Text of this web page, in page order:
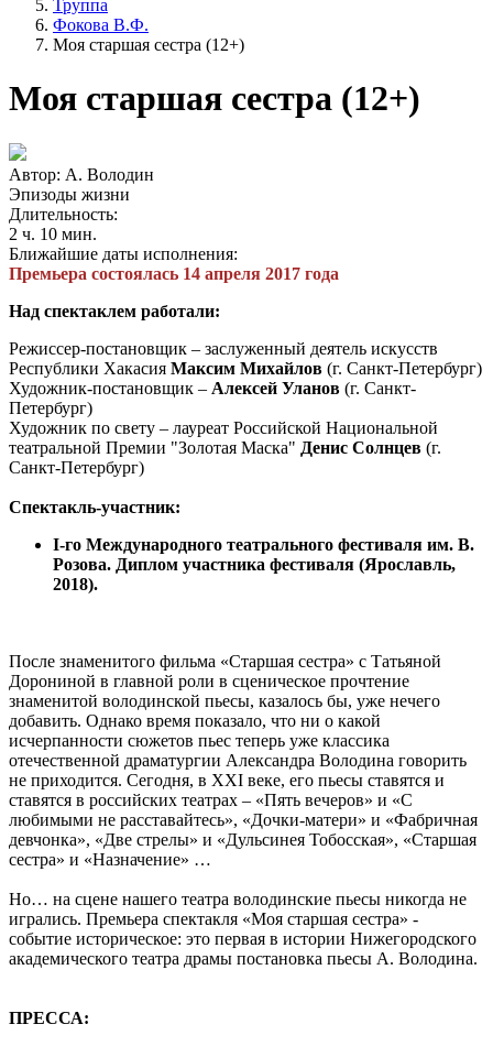
Труппа
Фокова В.Ф.
Моя старшая сестра (12+)
Моя старшая сестра (12+)
Автор: А. Володин
Эпизоды жизни
Длительность:
2 ч. 10 мин.
Ближайшие даты исполнения:
Премьера состоялась 14 апреля 2017 года
Над спектаклем работали:
Режиссер-постановщик – заслуженный деятель искусств
Республики Хакасия Максим Михайлов (г. Санкт-Петербург)
Художник-постановщик – Алексей Уланов (г. Санкт-
Петербург)
Художник по свету – лауреат Российской Национальной
театральной Премии "Золотая Маска" Денис Солнцев (г.
Санкт-Петербург)
Спектакль-участник:
I-го Международного театрального фестиваля им. В.
Розова. Диплом участника фестиваля (Ярославль,
2018).
После знаменитого фильма «Старшая сестра» с Татьяной
Дорониной в главной роли в сценическое прочтение
знаменитой володинской пьесы, казалось бы, уже нечего
добавить. Однако время показало, что ни о какой
исчерпанности сюжетов пьес теперь уже классика
отечественной драматургии Александра Володина говорить
не приходится. Сегодня, в XXI веке, его пьесы ставятся и
ставятся в российских театрах – «Пять вечеров» и «С
любимыми не расставайтесь», «Дочки-матери» и «Фабричная
девчонка», «Две стрелы» и «Дульсинея Тобосская», «Старшая
сестра» и «Назначение» …
Но… на сцене нашего театра володинские пьесы никогда не
игрались. Премьера спектакля «Моя старшая сестра» -
событие историческое: это первая в истории Нижегородского
академического театра драмы постановка пьесы А. Володина.
ПРЕССА: